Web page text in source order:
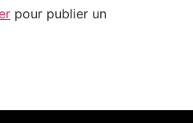
pour publier un